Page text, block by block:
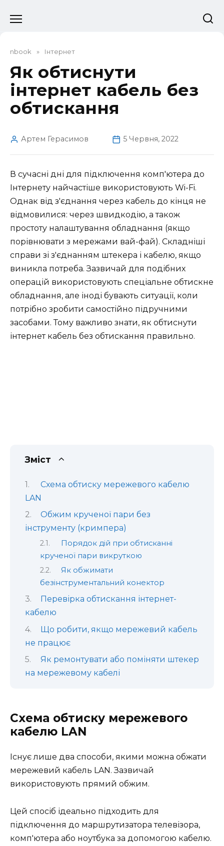
до
nbook » Інтернет
Як обтиснути
інтернет кабель без
обтискання
Артем Герасимов 5 Червня, 2022
В сучасні дні для підключення комп'ютера до
Інтернету найчастіше використовують Wi-Fi.
Однак від з'єднання через кабель до кінця не
відмовилися: через швидкодію, а також
простоту налаштування обладнання (якщо
порівнювати з мережами вай-фай). Складніші
справи зі з'єднанням штекера і кабелю, якщо
виникла потреба. Зазвичай для подібних
операцій використовують спеціальне обтискне
обладнання, але іноді бувають ситуації, коли
потрібно зробити самостійно підручними
засобами. Тому важливо знати, як обтиснути
інтернет кабель без обтискання правильно.
Зміст
Схема обтиску мережевого кабелю
LAN
Обжим крученої пари без
інструменту (кримпера)
Порядок дій при обтисканні
крученої пари викруткою
Як обжимати
безінструментальний конектор
Перевірка обтискання інтернет-
кабелю
Що робити, якщо мережевий кабель
не працює
Як ремонтувати або поміняти штекер
на мережевому кабелі
Схема обтиску мережевого
кабелю LAN
Існує лише два способи, якими можна обжати
мережевий кабель LAN. Зазвичай
використовують прямий обжим.
Цей спосіб ідеально підходить для
підключення до маршрутизатора телевізора,
комп'ютера або ноутбука за допомогою кабелю.